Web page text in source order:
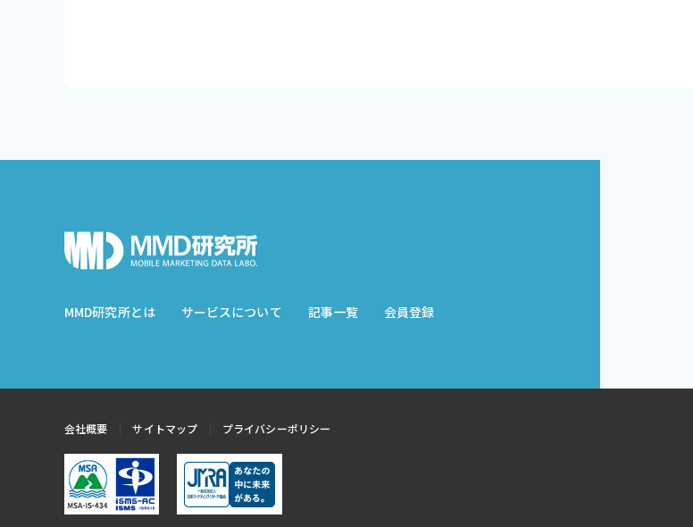
MMD研究所とは サービスについて 記事一覧 会員登録
会社概要 サイトマップ プライバシーポリシー